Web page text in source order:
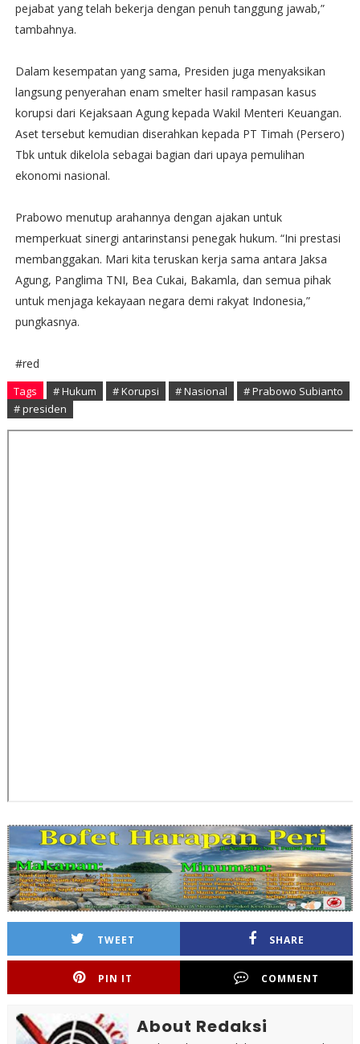
pejabat yang telah bekerja dengan penuh tanggung jawab,”
tambahnya.
Dalam kesempatan yang sama, Presiden juga menyaksikan
langsung penyerahan enam smelter hasil rampasan kasus
korupsi dari Kejaksaan Agung kepada Wakil Menteri Keuangan.
Aset tersebut kemudian diserahkan kepada PT Timah (Persero)
Tbk untuk dikelola sebagai bagian dari upaya pemulihan
ekonomi nasional.
Prabowo menutup arahannya dengan ajakan untuk
memperkuat sinergi antarinstansi penegak hukum. “Ini prestasi
membanggakan. Mari kita teruskan kerja sama antara Jaksa
Agung, Panglima TNI, Bea Cukai, Bakamla, dan semua pihak
untuk menjaga kekayaan negara demi rakyat Indonesia,”
pungkasnya.
#red
Tags # Hukum # Korupsi # Nasional
# Prabowo Subianto
# presiden
TWEET SHARE
PIN IT COMMENT
About Redaksi